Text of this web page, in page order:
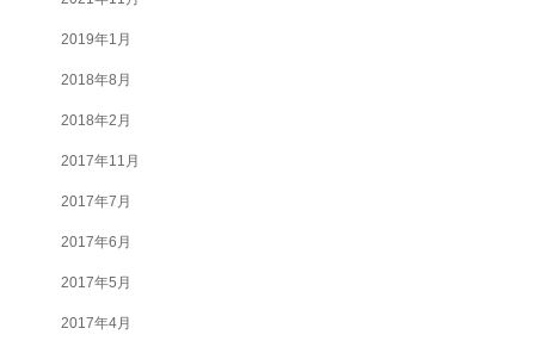
2019年1月
2018年8月
2018年2月
2017年11月
2017年7月
2017年6月
2017年5月
2017年4月